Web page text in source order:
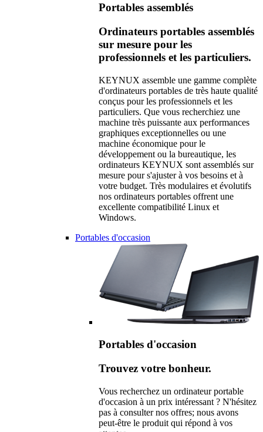
Portables assemblés
Ordinateurs portables assemblés
sur mesure pour les
professionnels et les particuliers.
KEYNUX assemble une gamme complète
d'ordinateurs portables de très haute qualité
conçus pour les professionnels et les
particuliers. Que vous recherchiez une
machine très puissante aux performances
graphiques exceptionnelles ou une
machine économique pour le
développement ou la bureautique, les
ordinateurs KEYNUX sont assemblés sur
mesure pour s'ajuster à vos besoins et à
votre budget. Très modulaires et évolutifs
nos ordinateurs portables offrent une
excellente compatibilité Linux et
Windows.
Portables d'occasion
Portables d'occasion
Trouvez votre bonheur.
Vous recherchez un ordinateur portable
d'occasion à un prix intéressant ? N'hésitez
pas à consulter nos offres; nous avons
peut-être le produit qui répond à vos